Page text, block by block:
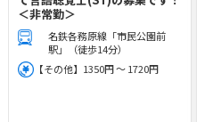
＜非常勤＞
名鉄各務原線「市民公園前
駅」（徒歩14分）
【その他】1350円 ～ 1720円